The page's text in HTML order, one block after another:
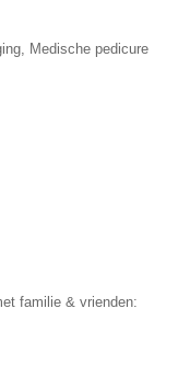
Medische pedicure
familie & vrienden: